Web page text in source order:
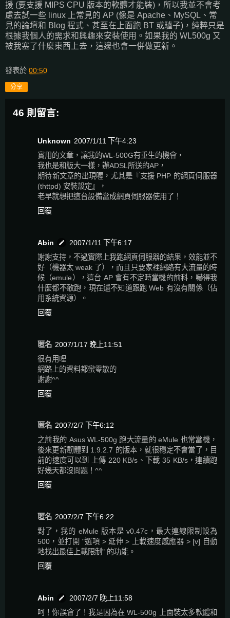
援 (要支援 MIPS CPU 版本的軟體才能裝)，所以我並不會考
慮去試一些 linux 上常見的 AP (像是 Apache、MySQL、常
見的論壇和 Blog 程式、甚至在上面跑 BT 或驢子)，純粹只是
根據我個人的需求和興趣來安裝使用。如果我的 WL500g 又
被我塞了什麼東西上去，這邊也會一併做更新。
發表於 00:50
分享
46 則留言:
Unknown 2007/1/11 下午4:23
實用的文章，讓我的WL-500G有重生的機會，
我也是和版大一樣，辦ADSL所送的AP，
期待新文章的出現喔，尤其是『支援 PHP 的網頁伺服器
(thttpd) 安裝設定』，
老早就想把這台設備當成網頁伺服器使用了！
回覆
Abin
2007/1/11 下午6:17
謝謝支持，不過實際上我跑網頁伺服器的結果，效能並不
好（機器太 weak 了），而且只要家裡網路有大流量的時
候（emule），這台 AP 會有不定時當機的前科，嚇得我
什麼都不敢跑，現在還不知道跟跑 Web 有沒有關係（佔
用系統資源）。
回覆
匿名 2007/1/17 晚上11:51
很有用哩
網路上的資料都蠻零散的
謝謝^^
回覆
匿名 2007/2/7 下午6:12
之前我的 Asus WL-500g 跑大流量的 eMule 也常當機，
後來更新韌體到 1.9.2.7 的版本，就很穩定不會當了，目
前的速度可以到 上傳 220 KB/s、下載 35 KB/s，連續跑
好幾天都沒問題！^^
回覆
匿名 2007/2/7 下午6:22
對了，我的 eMule 版本是 v0.47c，最大連線限制設為
500，並打開 "選項 > 延伸 > 上載速度感應器 > [v] 自動
地找出最佳上載限制" 的功能。
回覆
Abin
2007/2/7 晚上11:58
呵！你誤會了！我是因為在 WL-500g 上面裝太多軟體和